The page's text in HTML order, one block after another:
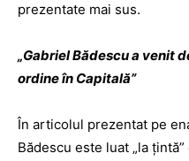
prezentate mai sus.
„Gabriel Bădescu a venit
ordine în Capitală”
În articolul prezentat pe
Bădescu este luat „la